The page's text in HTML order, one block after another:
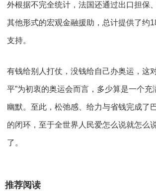
外根据不完全统计，法国还通过出口担保
其他形式的宏观金融援助，总计提供了约
支持。
有钱给别人打仗，没钱给自己办奥运，这
平”为初衷的奥运会而言，多少算是一个充
幽默。至此，松弛感、给力与省钱完成了
的闭环，至于全世界人民爱怎么说就怎么
了。
推荐阅读